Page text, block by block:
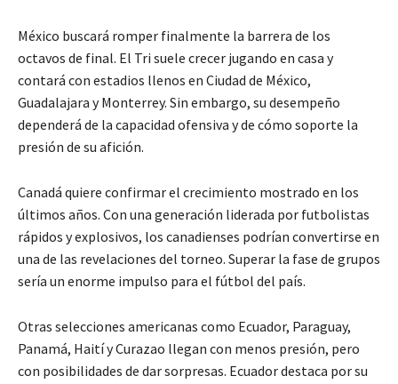
México buscará romper finalmente la barrera de los
octavos de final. El Tri suele crecer jugando en casa y
contará con estadios llenos en Ciudad de México,
Guadalajara y Monterrey. Sin embargo, su desempeño
dependerá de la capacidad ofensiva y de cómo soporte la
presión de su afición.
Canadá quiere confirmar el crecimiento mostrado en los
últimos años. Con una generación liderada por futbolistas
rápidos y explosivos, los canadienses podrían convertirse en
una de las revelaciones del torneo. Superar la fase de grupos
sería un enorme impulso para el fútbol del país.
Otras selecciones americanas como Ecuador, Paraguay,
Panamá, HaitíyCurazao llegan con menos presión, pero
con posibilidades de dar sorpresas. Ecuador destaca por su